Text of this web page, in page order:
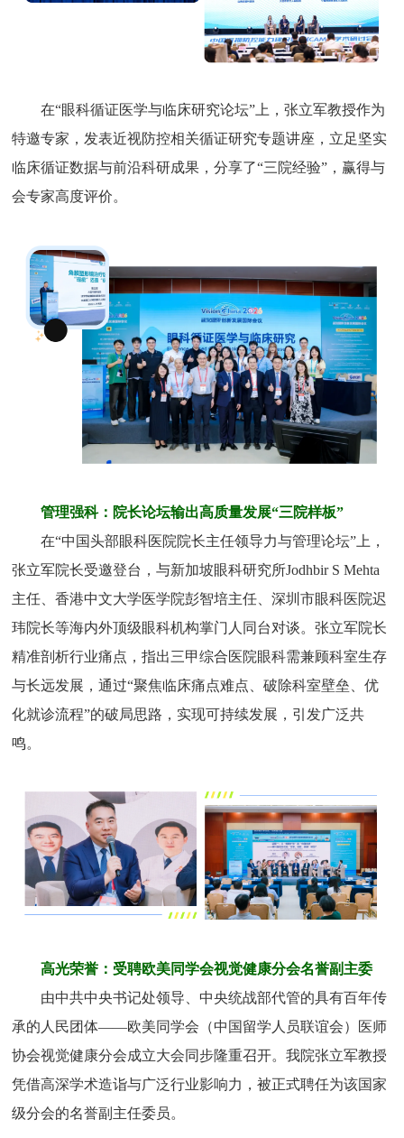
在“眼科循证医学与临床研究论坛”上，张立军教授作为
特邀专家，发表近视防控相关循证研究专题讲座，立足坚实
临床循证数据与前沿科研成果，分享了“三院经验”，赢得与
会专家高度评价。
管理强科：院长论坛输出高质量发展“三院样板”
在“中国头部眼科医院院长主任领导力与管理论坛”上，
张立军院长受邀登台，与新加坡眼科研究所Jodhbir S Mehta
主任、香港中文大学医学院彭智培主任、深圳市眼科医院迟
玮院长等海内外顶级眼科机构掌门人同台对谈。张立军院长
精准剖析行业痛点，指出三甲综合医院眼科需兼顾科室生存
与长远发展，通过“聚焦临床痛点难点、破除科室壁垒、优
化就诊流程”的破局思路，实现可持续发展，引发广泛共
鸣。
高光荣誉：受聘欧美同学会视觉健康分会名誉副主委
由中共中央书记处领导、中央统战部代管的具有百年传
承的人民团体——欧美同学会（中国留学人员联谊会）医师
协会视觉健康分会成立大会同步隆重召开。我院张立军教授
凭借高深学术造诣与广泛行业影响力，被正式聘任为该国家
级分会的名誉副主任委员。